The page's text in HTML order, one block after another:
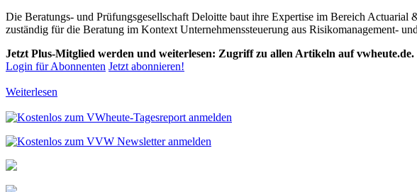
Die Beratungs- und Prüfungsgesellschaft Deloitte baut ihre Expertise im Bereich
zuständig für die Beratung im Kontext Unternehmenssteuerung aus Risikomanagement-
Jetzt Plus-Mitglied werden und weiterlesen: Zugriff zu allen Artikeln auf vwheute.de.
Login für Abonnenten Jetzt abonnieren!
Weiterlesen